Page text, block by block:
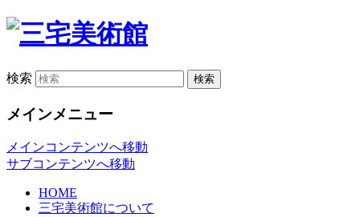
検索
メインメニュー
メインコンテンツへ移動
サブコンテンツへ移動
HOME
三宅美術館について